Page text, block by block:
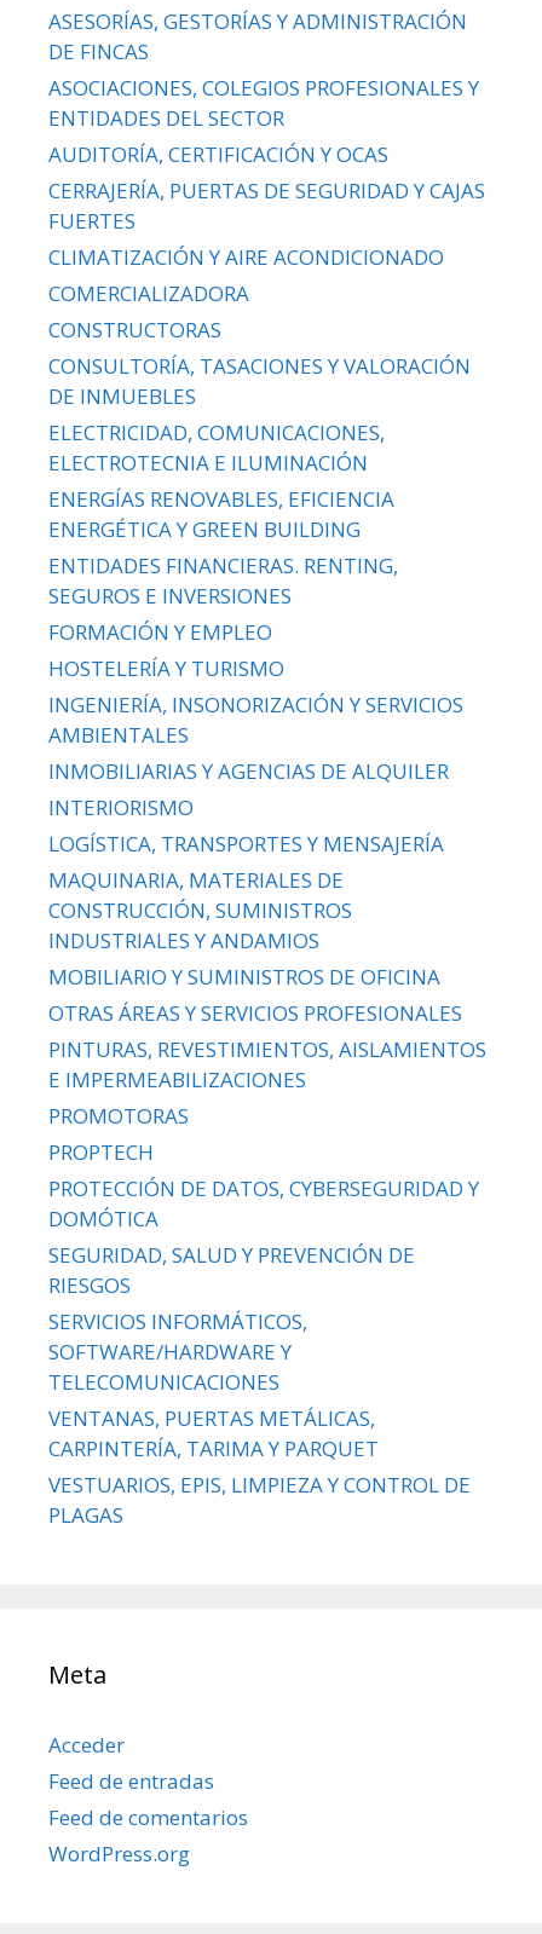
ASESORÍAS, GESTORÍAS Y ADMINISTRACIÓN
DE FINCAS
ASOCIACIONES, COLEGIOS PROFESIONALES Y
ENTIDADES DEL SECTOR
AUDITORÍA, CERTIFICACIÓN Y OCAS
CERRAJERÍA, PUERTAS DE SEGURIDAD Y CAJAS
FUERTES
CLIMATIZACIÓN Y AIRE ACONDICIONADO
COMERCIALIZADORA
CONSTRUCTORAS
CONSULTORÍA, TASACIONES Y VALORACIÓN
DE INMUEBLES
ELECTRICIDAD, COMUNICACIONES,
ELECTROTECNIA E ILUMINACIÓN
ENERGÍAS RENOVABLES, EFICIENCIA
ENERGÉTICA Y GREEN BUILDING
ENTIDADES FINANCIERAS. RENTING,
SEGUROS E INVERSIONES
FORMACIÓN Y EMPLEO
HOSTELERÍA Y TURISMO
INGENIERÍA, INSONORIZACIÓN Y SERVICIOS
AMBIENTALES
INMOBILIARIAS Y AGENCIAS DE ALQUILER
INTERIORISMO
LOGÍSTICA, TRANSPORTES Y MENSAJERÍA
MAQUINARIA, MATERIALES DE
CONSTRUCCIÓN, SUMINISTROS
INDUSTRIALES Y ANDAMIOS
MOBILIARIO Y SUMINISTROS DE OFICINA
OTRAS ÁREAS Y SERVICIOS PROFESIONALES
PINTURAS, REVESTIMIENTOS, AISLAMIENTOS
E IMPERMEABILIZACIONES
PROMOTORAS
PROPTECH
PROTECCIÓN DE DATOS, CYBERSEGURIDAD Y
DOMÓTICA
SEGURIDAD, SALUD Y PREVENCIÓN DE
RIESGOS
SERVICIOS INFORMÁTICOS,
SOFTWARE/HARDWARE Y
TELECOMUNICACIONES
VENTANAS, PUERTAS METÁLICAS,
CARPINTERÍA, TARIMA Y PARQUET
VESTUARIOS, EPIS, LIMPIEZA Y CONTROL DE
PLAGAS
Meta
Acceder
Feed de entradas
Feed de comentarios
WordPress.org